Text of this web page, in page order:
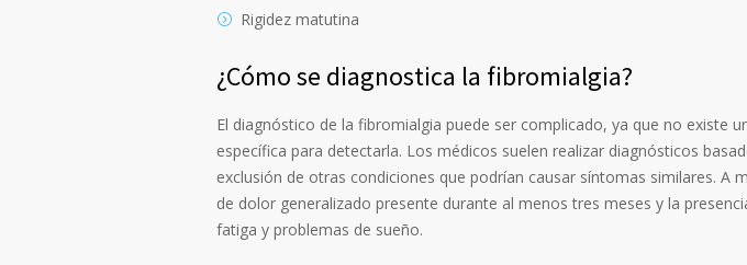
Rigidez matutina
¿Cómo se diagnostica la fibromialgia?
El diagnóstico de la fibromialgia puede ser complicado, ya que no existe
específica para detectarla. Los médicos suelen realizar diagnósticos
exclusión de otras condiciones que podrían causar síntomas similares. A
de dolor generalizado presente durante al menos tres meses y la
fatiga y problemas de sueño.